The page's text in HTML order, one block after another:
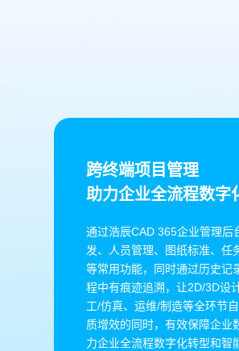
跨终端项目管理
助力企业全流程数字
通过浩辰CAD 365企业管理后
发、人员管理、图纸标准、任
等常用功能，同时通过历史记
程中有痕迹追溯，让2D/3D设
工/仿真、运维/制造等全环节
质增效的同时，有效保障企业
力企业全流程数字化转型和智